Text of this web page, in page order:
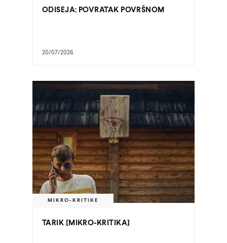
ODISEJA: POVRATAK POVRŠNOM
20/07/2026
MIKRO-KRITIKE
TARIK [MIKRO-KRITIKA]